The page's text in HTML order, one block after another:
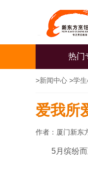
热门
>新闻中心 >学
爱我所
作者：厦门新东
5月缤纷而